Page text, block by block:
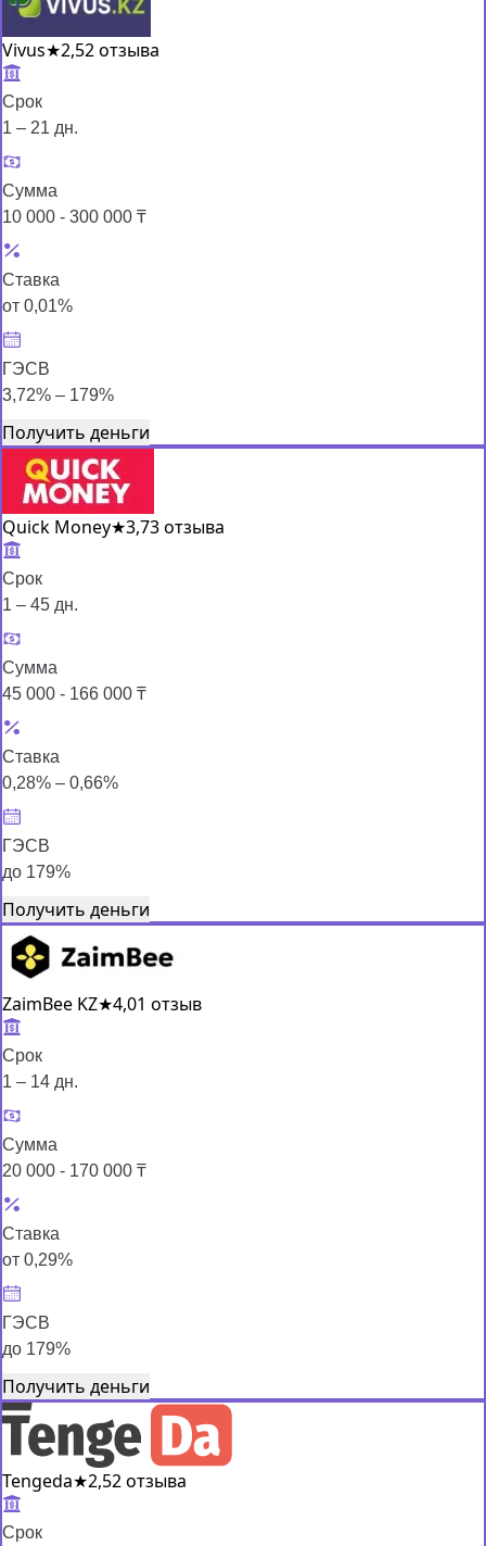
Vivus★2,52 отзыва
Срок
1 – 21 дн.
Сумма
10 000 - 300 000 ₸
Ставка
от 0,01%
ГЭСВ
3,72% – 179%
Получить деньги
Quick Money★3,73 отзыва
Срок
1 – 45 дн.
Сумма
45 000 - 166 000 ₸
Ставка
0,28% – 0,66%
ГЭСВ
до 179%
Получить деньги
ZaimBee KZ★4,01 отзыв
Срок
1 – 14 дн.
Сумма
20 000 - 170 000 ₸
Ставка
от 0,29%
ГЭСВ
до 179%
Получить деньги
Tengeda★2,52 отзыва
Срок